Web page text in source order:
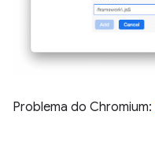
Problema do Chromium: